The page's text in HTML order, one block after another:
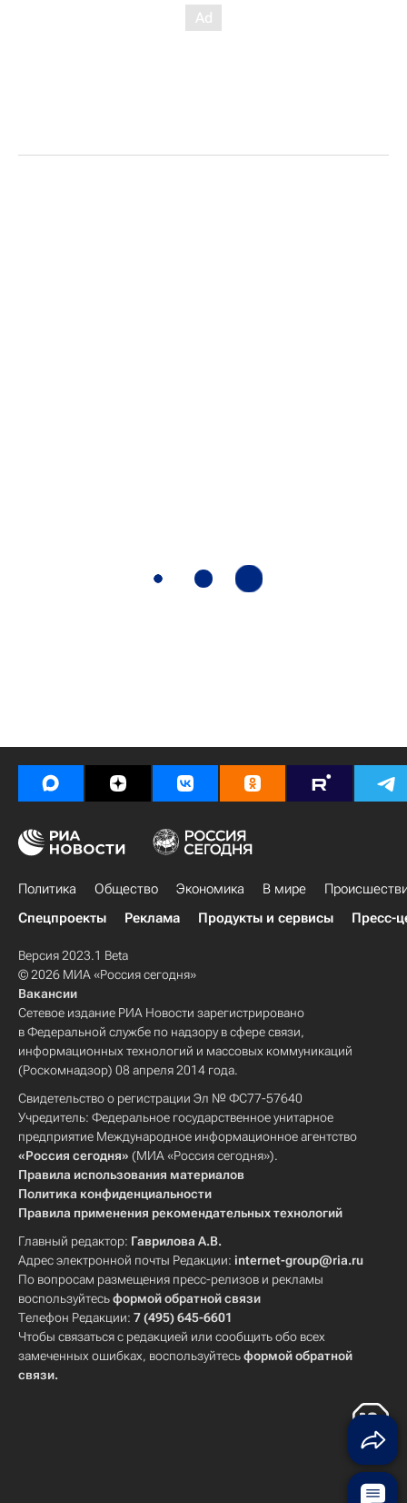
Политика Общество Экономика В мире
Спецпроекты
Реклама Продукты и сервисы Пресс-
Версия 2023.1 Beta
© 2026 МИА «Россия сегодня»
Вакансии
Сетевое издание РИА Новости зарегистрировано
в Федеральной службе по надзору в сфере связи,
информационных технологий и массовых коммуникаций
(Роскомнадзор) 08 апреля 2014 года.
Свидетельство о регистрации Эл № ФС77-57640
Учредитель: Федеральное государственное унитарное
предприятие Международное информационное агентство
«Россия сегодня» (МИА «Россия сегодня»).
Правила использования материалов
Политика конфиденциальности
Правила применения рекомендательных технологий
Главный редактор: Гаврилова А.В.
Адрес электронной почты Редакции: internet-group@ria.ru
По вопросам размещения пресс-релизов и рекламы
воспользуйтесьформой обратной связи
Телефон Редакции: 7 (495) 645-6601
Чтобы связаться с редакцией или сообщить обо всех
замеченных ошибках, воспользуйтесьформой обратной
связи.